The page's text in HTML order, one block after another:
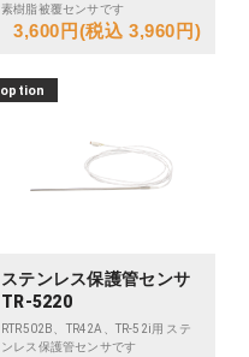
素樹脂被覆センサです
3,600円(税込 3,960円)
option
ステンレス保護管センサ
TR-5220
RTR502B、TR42A、TR-52i用 ステ
ンレス保護管センサです